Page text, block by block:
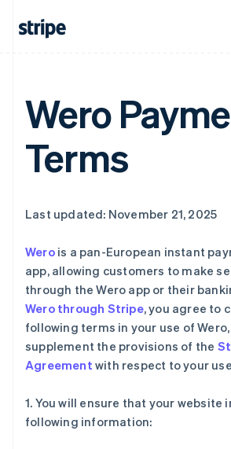
Wero
Terms
Last updated: November 21, 2025
Werois a pan-European instant
app, allowing customers to make
through the Wero app or their
Wero through Stripe, you agree to
following terms in your use of
supplement the provisions of the
Agreement with respect to your
1. You will ensure that your website
following information:
爱尔兰
DeutschEnglish
澳大利亚
巴西
Português English
比利时
波兰
丹麦
English
德国
DeutschEnglish
法国
荷兰
NederlandsEnglish